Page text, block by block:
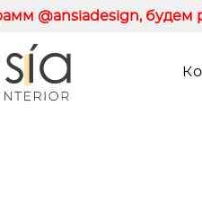
@ansiadesign, будем